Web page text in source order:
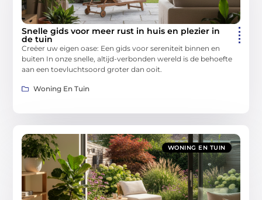
Snelle gids voor meer rust in huis en plezier in
de tuin
Creëer uw eigen oase: Een gids voor sereniteit binnen en
buiten In onze snelle, altijd-verbonden wereld is de behoefte
aan een toevluchtsoord groter dan ooit.
Woning En Tuin
WONING EN TUIN